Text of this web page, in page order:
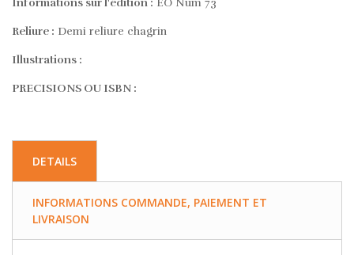
Reliure : Demi reliure chagrin
Illustrations :
PRECISIONS OU ISBN :
DETAILS
INFORMATIONS COMMANDE, PAIEMENT ET
LIVRAISON